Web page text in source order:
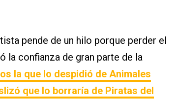
pende de un hilo porque perder el
la confianza de gran parte de la
la que lo despidió de Animales
que lo borraría de Piratas del